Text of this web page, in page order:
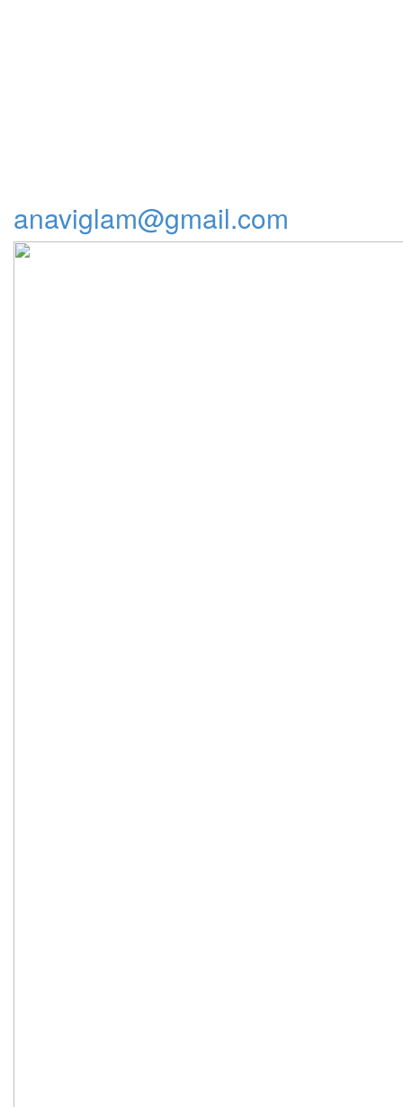
anaviglam@gmail.com